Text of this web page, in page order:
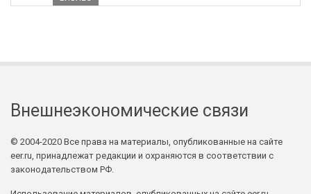
Внешнеэкономические связи
© 2004-2020 Все права на материалы, опубликованные на сайте
eer.ru, принадлежат редакции и охраняются в соответствии с
законодательством РФ.